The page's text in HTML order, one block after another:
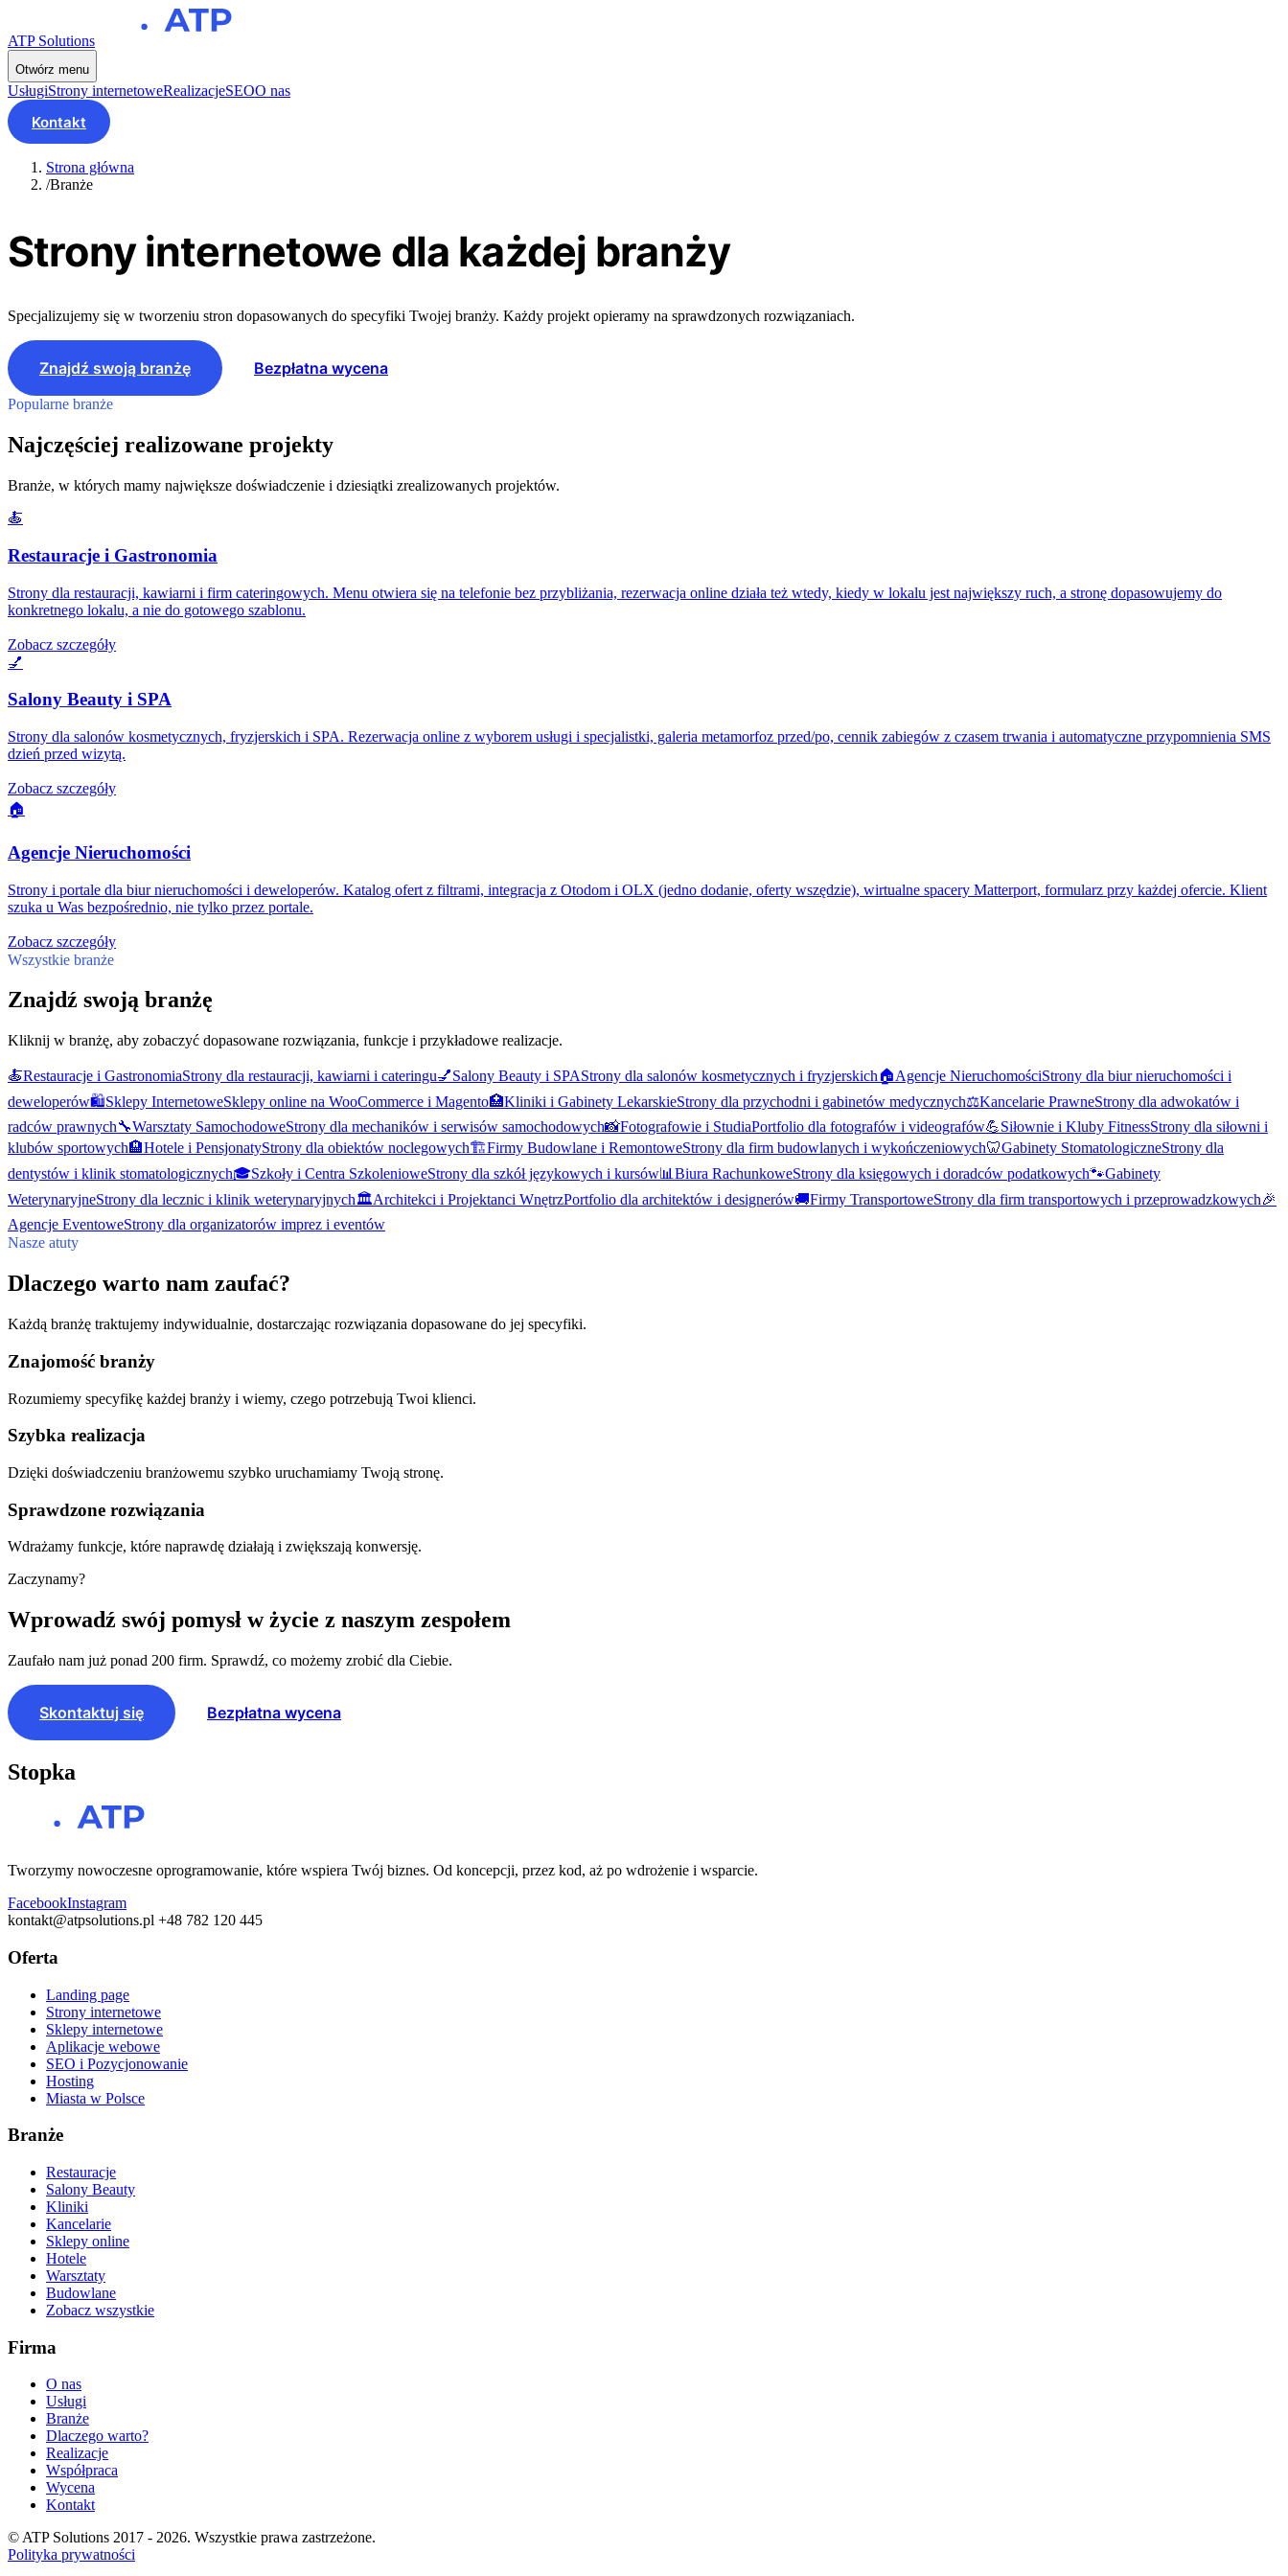
ATP Solutions
Otwórz menu
UsługiStrony internetoweRealizacjeSEOO nas
Kontakt
Strona główna
/Branże
Strony internetowe dla każdej branży
Specjalizujemy się w tworzeniu stron dopasowanych do specyfiki Twojej branży. Każdy projekt opieramy na sprawdzonych rozwiązaniach.
Znajdź swoją branżę Bezpłatna wycena
Popularne branże
Najczęściej realizowane projekty
Branże, w których mamy największe doświadczenie i dziesiątki zrealizowanych projektów.
🍝
Restauracje i Gastronomia
Strony dla restauracji, kawiarni i firm cateringowych. Menu otwiera się na telefonie bez przybliżania, rezerwacja online działa też wtedy, kiedy w lokalu jest największy ruch, a stronę dopasowujemy do
konkretnego lokalu, a nie do gotowego szablonu.
Zobacz szczegóły
💅
Salony Beauty i SPA
Strony dla salonów kosmetycznych, fryzjerskich i SPA. Rezerwacja online z wyborem usługi i specjalistki, galeria metamorfoz przed/po, cennik zabiegów z czasem trwania i automatyczne przypomnienia SMS
dzień przed wizytą.
Zobacz szczegóły
🏠
Agencje Nieruchomości
Strony i portale dla biur nieruchomości i deweloperów. Katalog ofert z filtrami, integracja z Otodom i OLX (jedno dodanie, oferty wszędzie), wirtualne spacery Matterport, formularz przy każdej ofercie. Klient
szuka u Was bezpośrednio, nie tylko przez portale.
Zobacz szczegóły
Wszystkie branże
Znajdź swoją branżę
Kliknij w branżę, aby zobaczyć dopasowane rozwiązania, funkcje i przykładowe realizacje.
🍝Restauracje i GastronomiaStrony dla restauracji, kawiarni i cateringu💅Salony Beauty i SPAStrony dla salonów kosmetycznych i fryzjerskich🏠Agencje NieruchomościStrony dla biur nieruchomości i
deweloperów🛍️Sklepy InternetoweSklepy online na WooCommerce i Magento🏥Kliniki i Gabinety LekarskieStrony dla przychodni i gabinetów medycznych⚖️Kancelarie PrawneStrony dla adwokatów i
radców prawnych🔧Warsztaty SamochodoweStrony dla mechaników i serwisów samochodowych📸Fotografowie i StudiaPortfolio dla fotografów i videografów💪Siłownie i Kluby FitnessStrony dla siłowni i
klubów sportowych🏨Hotele i PensjonatyStrony dla obiektów noclegowych🏗️Firmy Budowlane i RemontoweStrony dla firm budowlanych i wykończeniowych🦷Gabinety StomatologiczneStrony dla
dentystów i klinik stomatologicznych🎓Szkoły i Centra SzkolenioweStrony dla szkół językowych i kursów📊 Biura RachunkoweStrony dla księgowych i doradców podatkowych🐾Gabinety
WeterynaryjneStrony dla lecznic i klinik weterynaryjnych🏛️Architekci i Projektanci WnętrzPortfolio dla architektów i designerów🚚Firmy TransportoweStrony dla firm transportowych i przeprowadzkowych🎉
Agencje EventoweStrony dla organizatorów imprez i eventów
Nasze atuty
Dlaczego warto nam zaufać?
Każdą branżę traktujemy indywidualnie, dostarczając rozwiązania dopasowane do jej specyfiki.
Znajomość branży
Rozumiemy specyfikę każdej branży i wiemy, czego potrzebują Twoi klienci.
Szybka realizacja
Dzięki doświadczeniu branżowemu szybko uruchamiamy Twoją stronę.
Sprawdzone rozwiązania
Wdrażamy funkcje, które naprawdę działają i zwiększają konwersję.
Zaczynamy?
Wprowadź swój pomysł w życie z naszym zespołem
Zaufało nam już ponad 200 firm. Sprawdź, co możemy zrobić dla Ciebie.
Skontaktuj się Bezpłatna wycena
Stopka
Tworzymy nowoczesne oprogramowanie, które wspiera Twój biznes. Od koncepcji, przez kod, aż po wdrożenie i wsparcie.
FacebookInstagram
kontakt@atpsolutions.pl +48 782 120 445
Oferta
Landing page
Strony internetowe
Sklepy internetowe
Aplikacje webowe
SEO i Pozycjonowanie
Hosting
Miasta w Polsce
Branże
Restauracje
Salony Beauty
Kliniki
Kancelarie
Sklepy online
Hotele
Warsztaty
Budowlane
Zobacz wszystkie
Firma
O nas
Usługi
Branże
Dlaczego warto?
Realizacje
Współpraca
Wycena
Kontakt
© ATP Solutions 2017 - 2026. Wszystkie prawa zastrzeżone.
Polityka prywatności